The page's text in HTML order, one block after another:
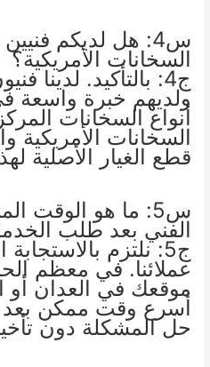
س4: هل لديكم
السخانات الأمريكية؟
ج4: بالتأكيد.
ولديهم خبرة واسعة
أنواع السخانات
السخانات الأمريكية
قطع الغيار الأصلية
س5: ما هو الوقت
الفني بعد طلب
ج5: نلتزم
عملائنا. في معظم
موقعك في العدان أو
أسرع وقت ممكن بعد
حل المشكلة دون